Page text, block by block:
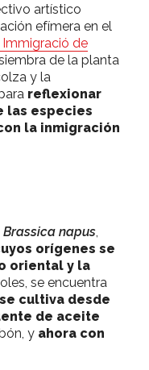
artístico
efímera en el
de
de la planta
y la
reflexionar
las especies
la inmigración
Brassica napus
orígenes se
oriental y la
se encuentra
se cultiva desde
de aceite
y ahora con